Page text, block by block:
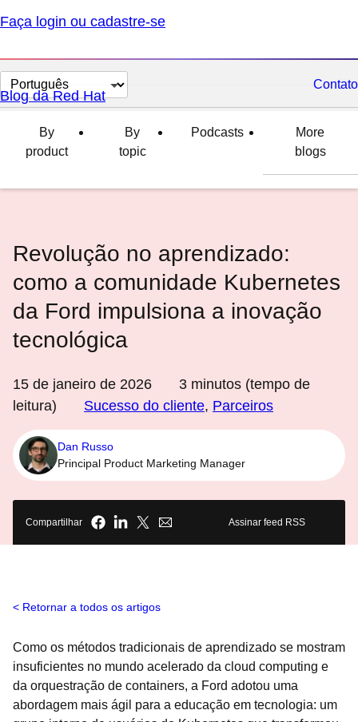
Faça login ou cadastre-se
Selecionar
idioma
Contato
Blog da Red Hat
By
product
By
topic
Podcasts
More
blogs
Revolução no aprendizado:
como a comunidade Kubernetes
da Ford impulsiona a inovação
tecnológica
15 de janeiro de 2026 3 minutos (tempo de
leitura)
Sucesso do cliente, Parceiros
Dan Russo
Principal Product Marketing Manager
Compartilhar Assinar feed RSS
Retornar a todos os artigos
Como os métodos tradicionais de aprendizado se mostram
insuficientes no mundo acelerado da cloud computing e
da orquestração de containers, a Ford adotou uma
abordagem mais ágil para a educação em tecnologia: um